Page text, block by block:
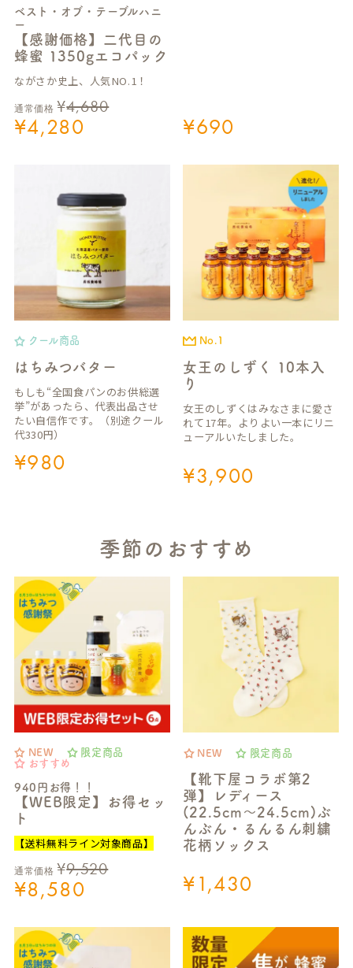
ベスト・オブ・テーブルハニ
ー
【感謝価格】二代目の
蜂蜜 1350gエコパック
ながさか史上、人気NO.1！
通常価格 ¥4,680
¥4,280 ¥690
クール商品
はちみつバター
もしも“全国食パンのお供総選
挙”があったら、代表出品させ
たい自信作です。（別途クール
代330円）
¥980
No.1
女王のしずく 10本入
り
女王のしずくはみなさまに愛さ
れて17年。よりよい一本にリニ
ューアルいたしました。
¥3,900
季節のおすすめ
NEW
限定商品
おすすめ
940円お得！！
【WEB限定】お得セッ
ト
【送料無料ライン対象商品】
通常価格 ¥9,520
¥8,580
NEW 限定商品
【靴下屋コラボ第2
弾】レディース
(22.5cm～24.5cm)ぶ
んぶん・るんるん刺繍
花柄ソックス
¥1,430